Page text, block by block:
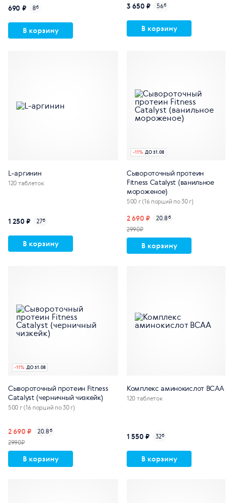
690 ₽ 8б
В корзину
3 650 ₽ 56б
В корзину
L-аргинин
120 таблеток
1 250 ₽ 27б
В корзину
-11% ДО 31.08
Сывороточный протеин
Fitness Catalyst (ванильное
мороженое)
500 г (16 порций по 30 г)
2 690 ₽ 20.8б
2990₽
В корзину
-11% ДО 31.08
Сывороточный протеин Fitness
Catalyst (черничный чизкейк)
500 г (16 порций по 30 г)
2 690 ₽ 20.8б
2990₽
В корзину
Комплекс аминокислот BCAA
120 таблеток
1 550 ₽ 32б
В корзину